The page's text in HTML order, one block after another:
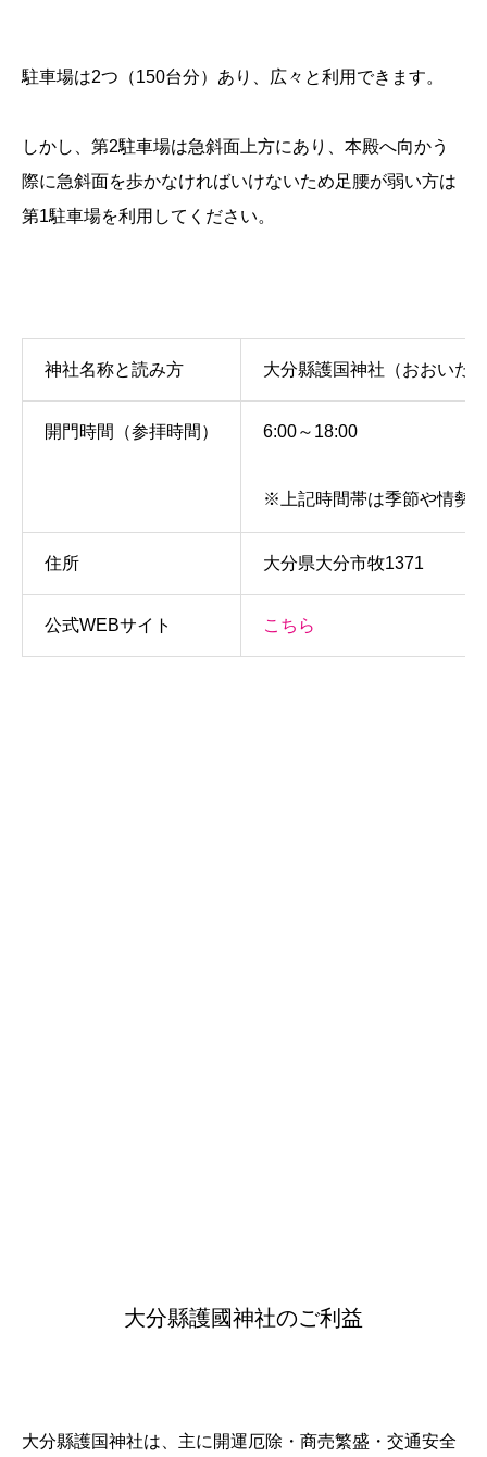
駐車場は2つ（150台分）あり、広々と利用できます。
しかし、第2駐車場は急斜面上方にあり、本殿へ向かう
際に急斜面を歩かなければいけないため足腰が弱い方は
第1駐車場を利用してください。
神社名称と読み方 大分縣護国神社（おおいた
開門時間（参拝時間） 6:00～18:00
※上記時間帯は季節や情勢
住所 大分県大分市牧1371
公式WEBサイト こちら
大分縣護國神社のご利益
大分縣護国神社は、主に開運厄除・商売繁盛・交通安全